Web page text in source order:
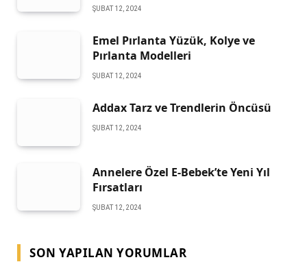
ŞUBAT 12, 2024
Emel Pırlanta Yüzük, Kolye ve
Pırlanta Modelleri
ŞUBAT 12, 2024
Addax Tarz ve Trendlerin Öncüsü
ŞUBAT 12, 2024
Annelere Özel E-Bebek’te Yeni Yıl
Fırsatları
ŞUBAT 12, 2024
SON YAPILAN YORUMLAR